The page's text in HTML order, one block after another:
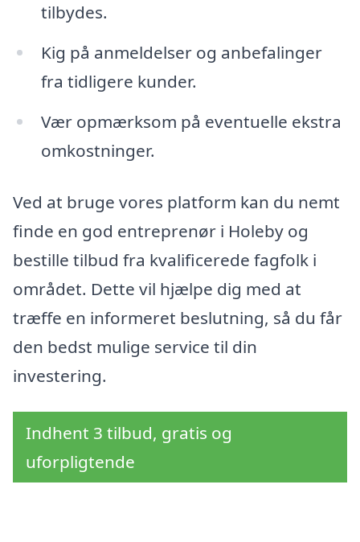
tilbydes.
Kig på anmeldelser og anbefalinger
fra tidligere kunder.
Vær opmærksom på eventuelle ekstra
omkostninger.
Ved at bruge vores platform kan du nemt
finde en god entreprenør i Holeby og
bestille tilbud fra kvalificerede fagfolk i
området. Dette vil hjælpe dig med at
træffe en informeret beslutning, så du får
den bedst mulige service til din
investering.
Indhent 3 tilbud, gratis og
uforpligtende